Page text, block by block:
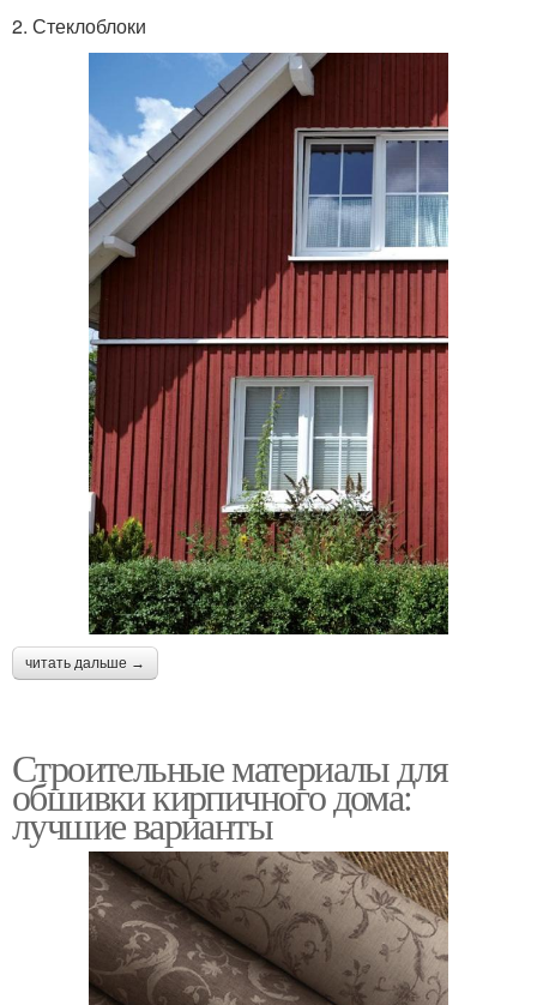
2. Стеклоблоки
читать дальше →
Строительные материалы для
обшивки кирпичного дома:
лучшие варианты